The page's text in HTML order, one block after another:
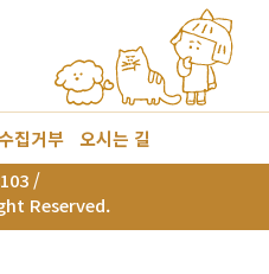
집거부
오시는 길
/
Reserved.